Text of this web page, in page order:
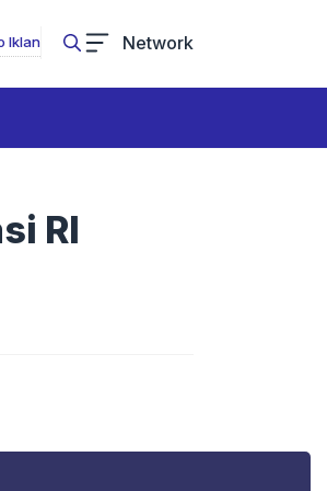
Iklan Network
RI